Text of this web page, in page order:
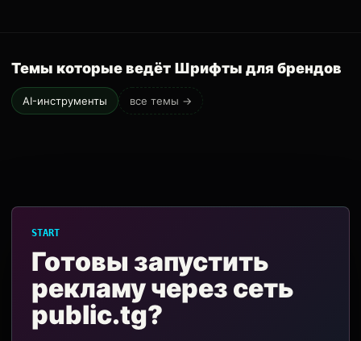
Темы которые ведёт Шрифты для брендов
AI-инструменты все темы →
START
Готовы запустить
рекламу через сеть
public.tg?